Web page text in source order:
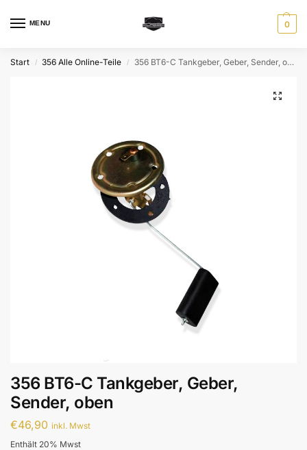
MENU 0
Start / 356 Alle Online-Teile / 356 BT6-C Tankgeber, Geber, Sender, oben
356 BT6-C Tankgeber, Geber,
Sender, oben
€46,90 inkl. Mwst
Enthält 20% Mwst